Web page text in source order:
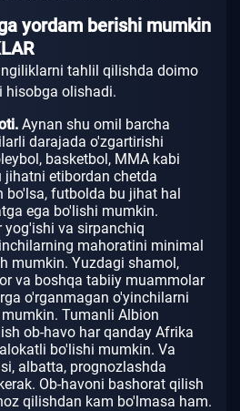
yordam berishi mumkin
tahlil qilishda doimo
hisobga olishadi.
Aynan shu omil barcha
darajada o'zgartirishi
basketbol, ​​MMA kabi
jihatni etibordan chetda
bo'lsa, futbolda bu jihat hal
ega bo'lishi mumkin.
yog'ishi va sirpanchiq
mahoratini minimal
mumkin. Yuzdagi shamol,
va boshqa tabiiy muammolar
o'rganmagan o'yinchilarni
Tumanli Albion
ob-havo har qanday Afrika
bo'lishi mumkin. Va
albatta, prognozlashda
Ob-havoni bashorat qilish
qilishdan kam bo'lmasa ham.